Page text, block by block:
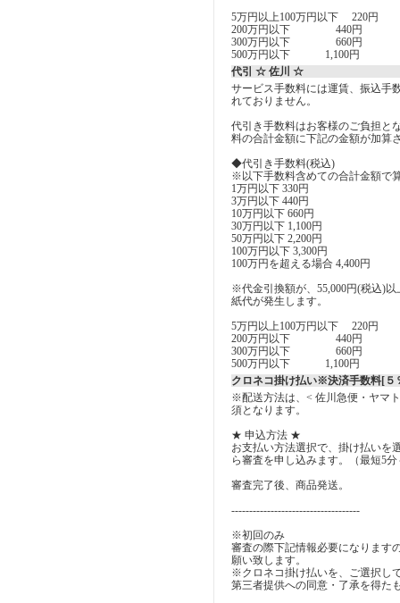
5万円以上100万円以下 220円
200万円以下 440円
300万円以下 660円
500万円以下 1,100円
代引 ☆ 佐川 ☆
サービス手数料には運賃、振込手
れておりません。
代引き手数料はお客様のご負担と
料の合計金額に下記の金額が加算
◆代引き手数料(税込)
※以下手数料含めての合計金額で
1万円以下 330円
3万円以下 440円
10万円以下 660円
30万円以下 1,100円
50万円以下 2,200円
100万円以下 3,300円
100万円を超える場合 4,400円
※代金引換額が、55,000円(税込)
紙代が発生します。
5万円以上100万円以下 220円
200万円以下 440円
300万円以下 660円
500万円以下 1,100円
クロネコ掛け払い※決済手数料[５
※配送方法は、< 佐川急便・ヤマ
須となります。
★ 申込方法 ★
お支払い方法選択で、掛け払いを
ら審査を申し込みます。（最短5
審査完了後、商品発送。
------------------------------------
※初回のみ
審査の際下記情報必要になります
願い致します。
※クロネコ掛け払いを、ご選択し
第三者提供への同意・了承を得た